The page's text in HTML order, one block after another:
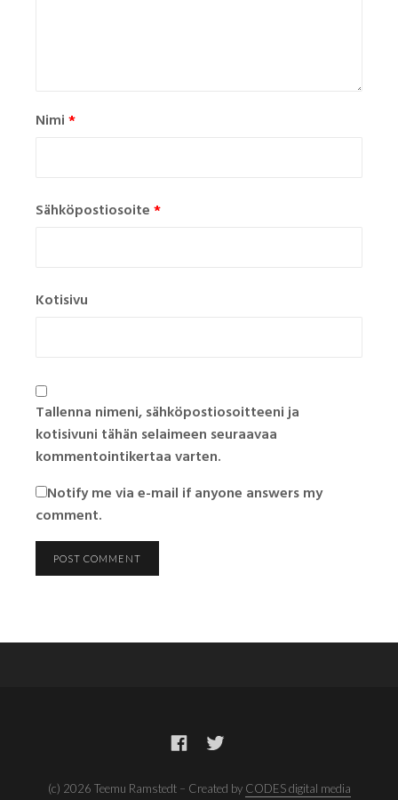
Nimi*
Sähköpostiosoite*
Kotisivu
Tallenna nimeni, sähköpostiosoitteeni ja
kotisivuni tähän selaimeen seuraavaa
kommentointikertaa varten.
Notify me via e-mail if anyone answers my
comment.
(c) 2026 Teemu Ramstedt – Created by CODES digital media